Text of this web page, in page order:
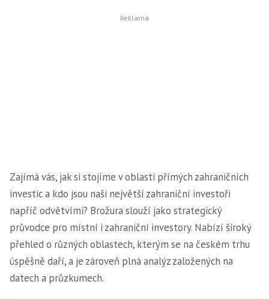
Zajímá vás, jak si stojíme v oblasti přímých zahraničních
investic a kdo jsou naši největší zahraniční investoři
napříč odvětvími? Brožura slouží jako strategický
průvodce pro místní i zahraniční investory. Nabízí široký
přehled o různých oblastech, kterým se na českém trhu
úspěšně daří, a je zároveň plná analýz založených na
datech a průzkumech.